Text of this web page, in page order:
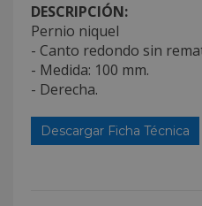
DESCRIPCIÓN:
Pernio niquel
- Canto redondo sin
- Medida: 100 mm.
- Derecha.
Descargar Ficha Técnica